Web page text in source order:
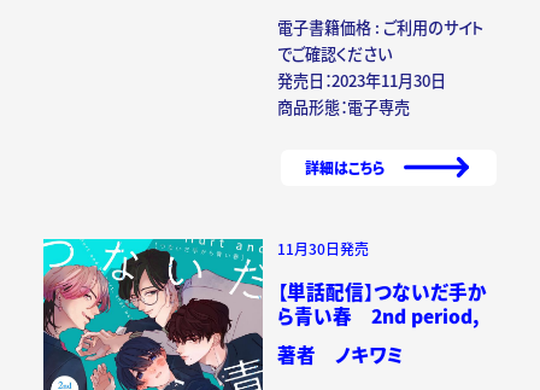
電子書籍価格 : ご利用のサイト
でご確認ください
発売日：2023年11月30日
商品形態：電子専売
詳細はこちら
11月30日発売
【単話配信】つないだ手か
ら青い春 2nd period,
著者 ノキワミ